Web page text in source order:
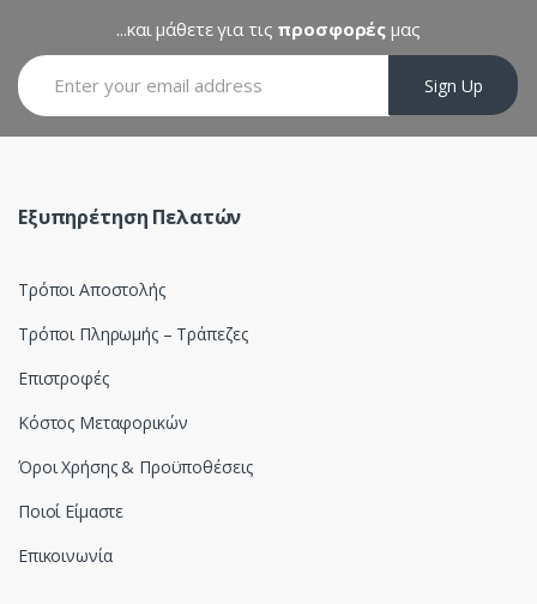
...και μάθετε για τις προσφορές μας
Sign Up
Εξυπηρέτηση Πελατών
Τρόποι Αποστολής
Τρόποι Πληρωμής – Τράπεζες
Επιστροφές
Κόστος Μεταφορικών
Όροι Χρήσης & Προϋποθέσεις
Ποιοί Είμαστε
Επικοινωνία